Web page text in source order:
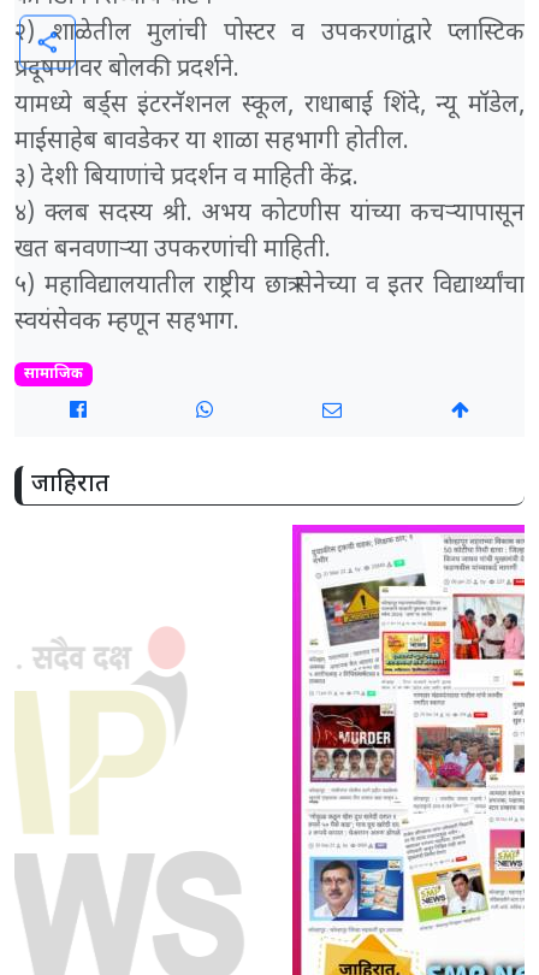
२) शाळेतील मुलांची पोस्टर व उपकरणांद्वारे प्लास्टिक
प्रदूषणावर बोलकी प्रदर्शने.
यामध्ये बर्ड्स इंटरनॅशनल स्कूल, राधाबाई शिंदे, न्यू मॉडेल,
माईसाहेब बावडेकर या शाळा सहभागी होतील.
३) देशी बियाणांचे प्रदर्शन व माहिती केंद्र.
४) क्लब सदस्य श्री. अभय कोटणीस यांच्या कचऱ्यापासून
खत बनवणाऱ्या उपकरणांची माहिती.
५) महाविद्यालयातील राष्ट्रीय छात्र सेनेच्या व इतर विद्यार्थ्यांचा
स्वयंसेवक म्हणून सहभाग.
सामाजिक
जाहिरात
share